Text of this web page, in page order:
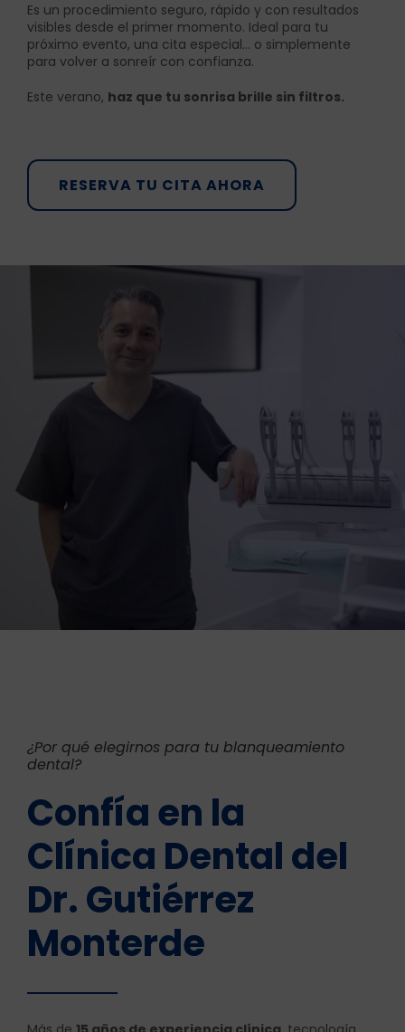
Es un procedimiento seguro, rápido y con resultados
visibles desde el primer momento. Ideal para tu
próximo evento, una cita especial… o simplemente
para volver a sonreír con confianza.
Este verano, haz que tu sonrisa brille sin filtros.
RESERVA TU CITA AHORA
¿Por qué elegirnos para tu blanqueamiento
dental?
Confía en la
Clínica Dental del
Dr. Gutiérrez
Monterde